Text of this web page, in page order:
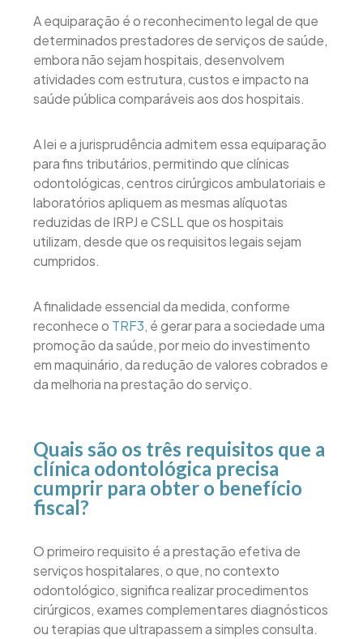
A equiparação é o reconhecimento legal de que
determinados prestadores de serviços de saúde,
embora não sejam hospitais, desenvolvem
atividades com estrutura, custos e impacto na
saúde pública comparáveis aos dos hospitais.
A lei e a jurisprudência admitem essa equiparação
para fins tributários, permitindo que clínicas
odontológicas, centros cirúrgicos ambulatoriais e
laboratórios apliquem as mesmas alíquotas
reduzidas de IRPJ e CSLL que os hospitais
utilizam, desde que os requisitos legais sejam
cumpridos.
A finalidade essencial da medida, conforme
reconhece o TRF3, é gerar para a sociedade uma
promoção da saúde, por meio do investimento
em maquinário, da redução de valores cobrados e
da melhoria na prestação do serviço.
Quais são os três requisitos que a
clínica odontológica precisa
cumprir para obter o benefício
fiscal?
O primeiro requisito é a prestação efetiva de
serviços hospitalares, o que, no contexto
odontológico, significa realizar procedimentos
cirúrgicos, exames complementares diagnósticos
ou terapias que ultrapassem a simples consulta.